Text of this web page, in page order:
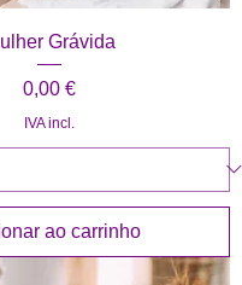
Grávida
Preço
0,00 €
IVA incl.
ao carrinho